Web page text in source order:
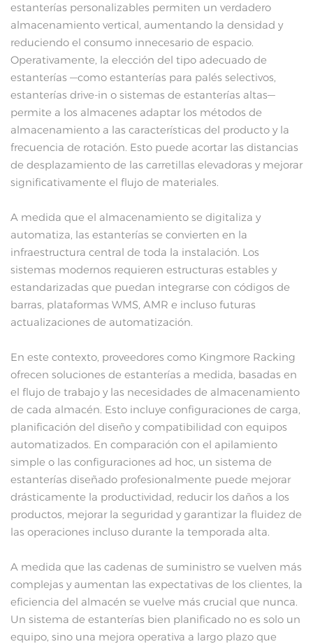
estanterías personalizables permiten un verdadero
almacenamiento vertical, aumentando la densidad y
reduciendo el consumo innecesario de espacio.
Operativamente, la elección del tipo adecuado de
estanterías —como estanterías para palés selectivos,
estanterías drive-in o sistemas de estanterías altas—
permite a los almacenes adaptar los métodos de
almacenamiento a las características del producto y la
frecuencia de rotación. Esto puede acortar las distancias
de desplazamiento de las carretillas elevadoras y mejorar
significativamente el flujo de materiales.
A medida que el almacenamiento se digitaliza y
automatiza, las estanterías se convierten en la
infraestructura central de toda la instalación. Los
sistemas modernos requieren estructuras estables y
estandarizadas que puedan integrarse con códigos de
barras, plataformas WMS, AMR e incluso futuras
actualizaciones de automatización.
En este contexto, proveedores como Kingmore Racking
ofrecen soluciones de estanterías a medida, basadas en
el flujo de trabajo y las necesidades de almacenamiento
de cada almacén. Esto incluye configuraciones de carga,
planificación del diseño y compatibilidad con equipos
automatizados. En comparación con el apilamiento
simple o las configuraciones ad hoc, un sistema de
estanterías diseñado profesionalmente puede mejorar
drásticamente la productividad, reducir los daños a los
productos, mejorar la seguridad y garantizar la fluidez de
las operaciones incluso durante la temporada alta.
A medida que las cadenas de suministro se vuelven más
complejas y aumentan las expectativas de los clientes, la
eficiencia del almacén se vuelve más crucial que nunca.
Un sistema de estanterías bien planificado no es solo un
equipo, sino una mejora operativa a largo plazo que